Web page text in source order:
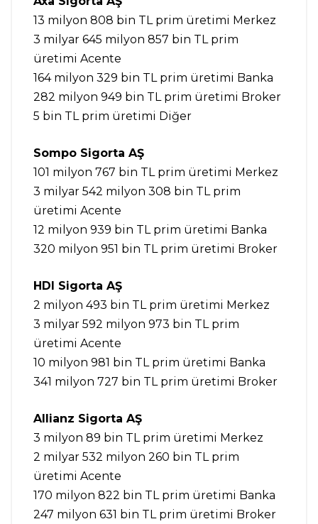
13 milyon 808 bin TL prim üretimi Merkez
3 milyar 645 milyon 857 bin TL prim
üretimi Acente
164 milyon 329 bin TL prim üretimi Banka
282 milyon 949 bin TL prim üretimi Broker
5 bin TL prim üretimi Diğer
Sompo Sigorta AŞ
101 milyon 767 bin TL prim üretimi Merkez
3 milyar 542 milyon 308 bin TL prim
üretimi Acente
12 milyon 939 bin TL prim üretimi Banka
320 milyon 951 bin TL prim üretimi Broker
HDI Sigorta AŞ
2 milyon 493 bin TL prim üretimi Merkez
3 milyar 592 milyon 973 bin TL prim
üretimi Acente
10 milyon 981 bin TL prim üretimi Banka
341 milyon 727 bin TL prim üretimi Broker
Allianz Sigorta AŞ
3 milyon 89 bin TL prim üretimi Merkez
2 milyar 532 milyon 260 bin TL prim
üretimi Acente
170 milyon 822 bin TL prim üretimi Banka
247 milyon 631 bin TL prim üretimi Broker